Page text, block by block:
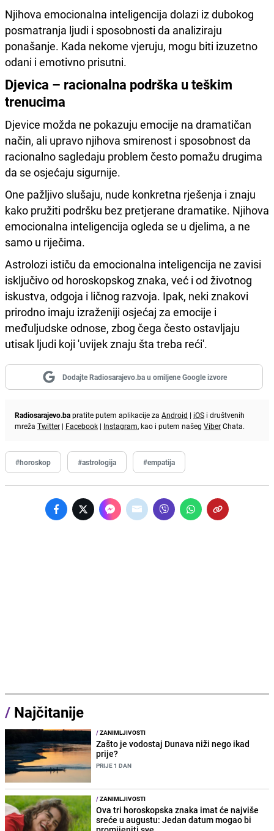
Njihova emocionalna inteligencija dolazi iz dubokog
posmatranja ljudi i sposobnosti da analiziraju
ponašanje. Kada nekome vjeruju, mogu biti izuzetno
odani i emotivno prisutni.
Djevica – racionalna podrška u teškim
trenucima
Djevice možda ne pokazuju emocije na dramatičan
način, ali upravo njihova smirenost i sposobnost da
racionalno sagledaju problem često pomažu drugima
da se osjećaju sigurnije.
One pažljivo slušaju, nude konkretna rješenja i znaju
kako pružiti podršku bez pretjerane dramatike. Njihova
emocionalna inteligencija ogleda se u djelima, a ne
samo u riječima.
Astrolozi ističu da emocionalna inteligencija ne zavisi
isključivo od horoskopskog znaka, već i od životnog
iskustva, odgoja i ličnog razvoja. Ipak, neki znakovi
prirodno imaju izraženiji osjećaj za emocije i
međuljudske odnose, zbog čega često ostavljaju
utisak ljudi koji 'uvijek znaju šta treba reći'.
Dodajte Radiosarajevo.ba u omiljene Google izvore
Radiosarajevo.bapratite putem aplikacije za Android | iOS i društvenih
mreža Twitter | Facebook | Instagram, kao i putem našeg ViberChata.
#horoskop #astrologija #empatija
/ Najčitanije
/ZANIMLJIVOSTI
Zašto je vodostaj Dunava niži nego ikad
prije?
PRIJE 1 DAN
/ZANIMLJIVOSTI
Ova tri horoskopska znaka imat će najviše
sreće u augustu: Jedan datum mogao bi